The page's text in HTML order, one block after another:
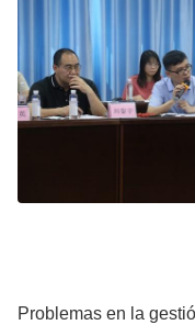
Problemas en la